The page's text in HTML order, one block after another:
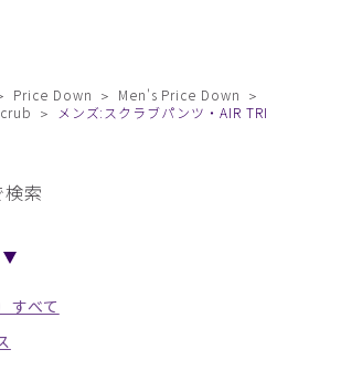
Price Down
Men's Price Down
メンズ:スクラブパンツ・AIR TRI
索
すべて